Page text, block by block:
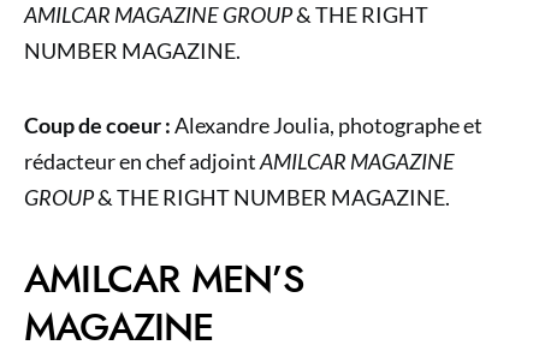
AMILCAR MAGAZINE GROUP& THE RIGHT
NUMBER MAGAZINE.
Coup de coeur :Alexandre Joulia, photographe et
rédacteur en chef adjointAMILCAR MAGAZINE
GROUP& THE RIGHT NUMBER MAGAZINE.
AMILCAR MEN’S
MAGAZINE